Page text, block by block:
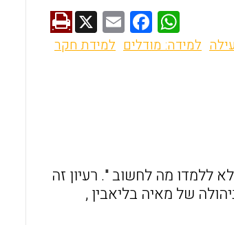
W
h
F
a
E
m
X
למידה: מודלים למידת חקר
ללמדו מה לחשוב ". רעיון זה
של מאיה בליאבין ,